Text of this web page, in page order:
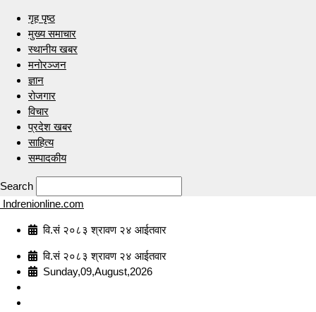
गृह पृष्ठ
मुख्य समाचार
स्थानीय खबर
मनोरञ्जन
ज्ञान
रोजगार
विचार
प्रदेश खबर
साहित्य
सम्पादकीय
Search
Indrenionline.com
वि.सं २०८३ श्रावण २४ आईतवार
वि.सं २०८३ श्रावण २४ आईतवार
Sunday,09,August,2026